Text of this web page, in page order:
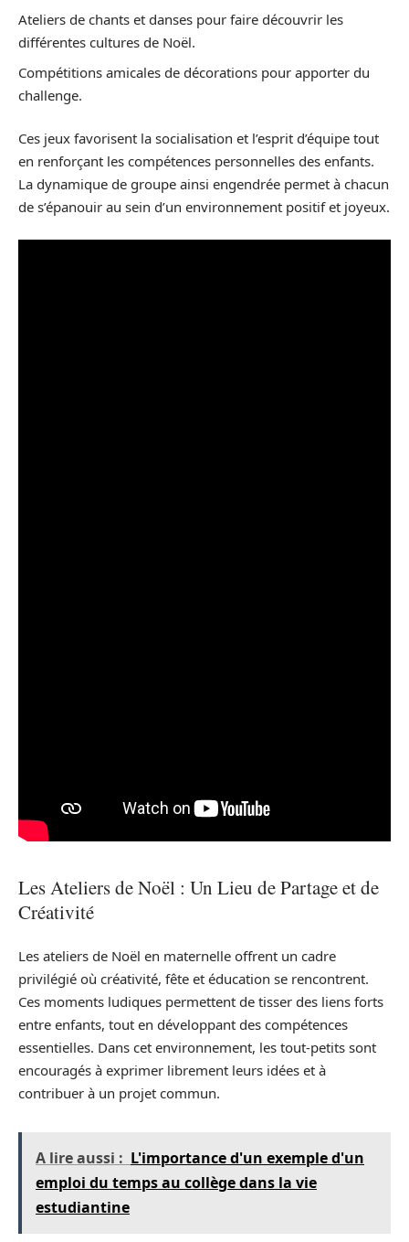
Ateliers de chants et danses pour faire découvrir les
différentes cultures de Noël.
Compétitions amicales de décorations pour apporter du
challenge.
Ces jeux favorisent la socialisation et l’esprit d’équipe tout
en renforçant les compétences personnelles des enfants.
La dynamique de groupe ainsi engendrée permet à chacun
de s’épanouir au sein d’un environnement positif et joyeux.
Les Ateliers de Noël : Un Lieu de Partage et de
Créativité
Les ateliers de Noël en maternelle offrent un cadre
privilégié où créativité, fête et éducation se rencontrent.
Ces moments ludiques permettent de tisser des liens forts
entre enfants, tout en développant des compétences
essentielles. Dans cet environnement, les tout-petits sont
encouragés à exprimer librement leurs idées et à
contribuer à un projet commun.
A lire aussi : L'importance d'un exemple d'un
emploi du temps au collège dans la vie
estudiantine